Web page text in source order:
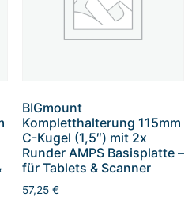
BIGmount
Kompletthalterung 115mm
C-Kugel (1,5″) mit 2x
Runder AMPS Basisplatte –
für Tablets & Scanner
57,25 €